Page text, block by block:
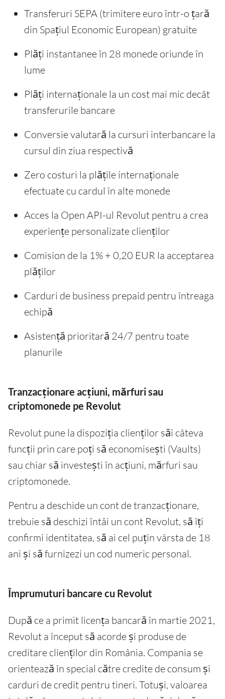
Transferuri SEPA (trimitere euro într-o țară
din Spațiul Economic European) gratuite
Plăți instantanee în 28 monede oriunde în
lume
Plăți internaționale la un cost mai mic decât
transferurile bancare
Conversie valutară la cursuri interbancare la
cursul din ziua respectivă
Zero costuri la plățile internaționale
efectuate cu cardul în alte monede
Acces la Open API-ul Revolut pentru a crea
experiențe personalizate clienților
Comision de la 1% + 0,20 EUR la acceptarea
plăților
Carduri de business prepaid pentru întreaga
echipă
Asistență prioritară 24/7 pentru toate
planurile
Tranzacționare acțiuni, mărfuri sau
criptomonede pe Revolut
Revolut pune la dispoziția clienților săi câteva
funcții prin care poți să economisești (Vaults)
sau chiar să investești în acțiuni, mărfuri sau
criptomonede.
Pentru a deschide un cont de tranzacționare,
trebuie să deschizi întâi un cont Revolut, să îți
confirmi identitatea, să ai cel puțin vârsta de 18
ani și să furnizezi un cod numeric personal.
Împrumuturi bancare cu Revolut
După ce a primit licența bancară în martie 2021,
Revolut a început să acorde și produse de
creditare clienților din România. Compania se
orientează în special către credite de consum și
carduri de credit pentru tineri. Totuși, valoarea